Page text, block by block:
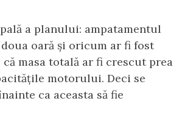
a planului: ampatamentul
oară și oricum ar fi fost
masa totală ar fi crescut prea
motorului. Deci se
ca aceasta să fie